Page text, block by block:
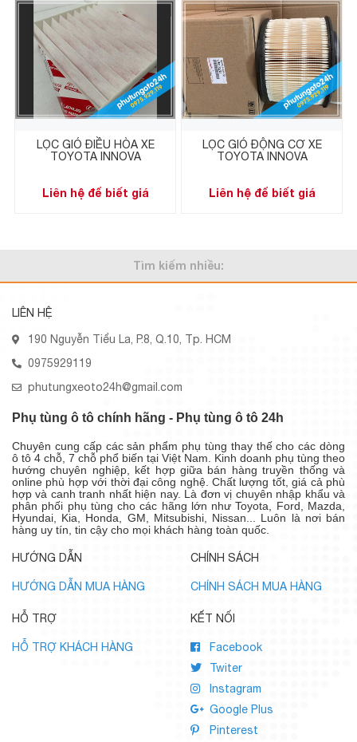
LỌC GIÓ ĐIỀU HÒA XE
TOYOTA INNOVA
Liên hệ để biết giá
LỌC GIÓ ĐỘNG CƠ XE
TOYOTA INNOVA
Liên hệ để biết giá
Tìm kiếm nhiều:
LIÊN HỆ
190 Nguyễn Tiểu La, P.8, Q.10, Tp. HCM
0975929119
phutungxeoto24h@gmail.com
Phụ tùng ô tô chính hãng - Phụ tùng ô tô 24h
Chuyên cung cấp các sản phẩm phụ tùng thay thế cho các dòng
ô tô 4 chỗ, 7 chỗ phổ biến tại Việt Nam. Kinh doanh phụ tùng theo
hướng chuyên nghiệp, kết hợp giữa bán hàng truyền thống và
online phù hợp với thời đại công nghệ. Chất lượng tốt, giá cả phù
hợp và canh tranh nhất hiện nay. Là đơn vị chuyên nhập khẩu và
phân phối phụ tùng cho các hãng lớn như Toyota, Ford, Mazda,
Hyundai, Kia, Honda, GM, Mitsubishi, Nissan... Luôn là nơi bán
hàng uy tín, tin cậy cho mọi khách hàng toàn quốc.
HƯỚNG DẪN
HƯỚNG DẪN MUA HÀNG
CHÍNH SÁCH
CHÍNH SÁCH MUA HÀNG
HỖ TRỢ
HỖ TRỢ KHÁCH HÀNG
KẾT NỐI
Facebook
Twiter
Instagram
Google Plus
Pinterest